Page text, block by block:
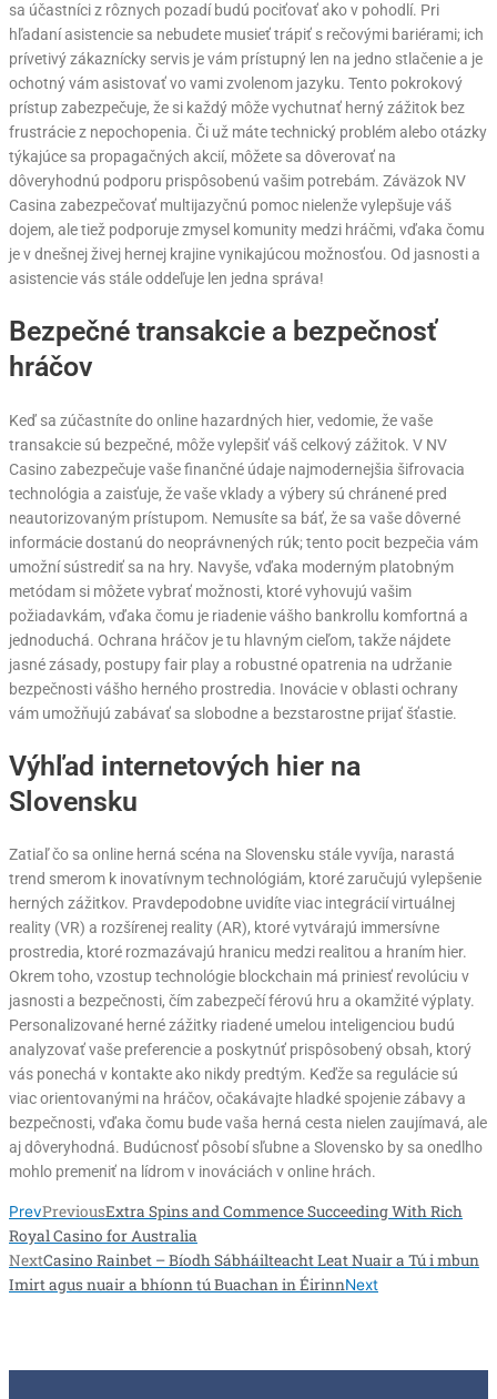
sa účastníci z rôznych pozadí budú pociťovať ako v pohodlí. Pri
hľadaní asistencie sa nebudete musieť trápiť s rečovými bariérami; ich
prívetivý zákaznícky servis je vám prístupný len na jedno stlačenie a je
ochotný vám asistovať vo vami zvolenom jazyku. Tento pokrokový
prístup zabezpečuje, že si každý môže vychutnať herný zážitok bez
frustrácie z nepochopenia. Či už máte technický problém alebo otázky
týkajúce sa propagačných akcií, môžete sa dôverovať na
dôveryhodnú podporu prispôsobenú vašim potrebám. Záväzok NV
Casina zabezpečovať multijazyčnú pomoc nielenže vylepšuje váš
dojem, ale tiež podporuje zmysel komunity medzi hráčmi, vďaka čomu
je v dnešnej živej hernej krajine vynikajúcou možnosťou. Od jasnosti a
asistencie vás stále oddeľuje len jedna správa!
Bezpečné transakcie a bezpečnosť
hráčov
Keď sa zúčastníte do online hazardných hier, vedomie, že vaše
transakcie sú bezpečné, môže vylepšiť váš celkový zážitok. V NV
Casino zabezpečuje vaše finančné údaje najmodernejšia šifrovacia
technológia a zaisťuje, že vaše vklady a výbery sú chránené pred
neautorizovaným prístupom. Nemusíte sa báť, že sa vaše dôverné
informácie dostanú do neoprávnených rúk; tento pocit bezpečia vám
umožní sústrediť sa na hry. Navyše, vďaka moderným platobným
metódam si môžete vybrať možnosti, ktoré vyhovujú vašim
požiadavkám, vďaka čomu je riadenie vášho bankrollu komfortná a
jednoduchá. Ochrana hráčov je tu hlavným cieľom, takže nájdete
jasné zásady, postupy fair play a robustné opatrenia na udržanie
bezpečnosti vášho herného prostredia. Inovácie v oblasti ochrany
vám umožňujú zabávať sa slobodne a bezstarostne prijať šťastie.
Výhľad internetových hier na
Slovensku
Zatiaľ čo sa online herná scéna na Slovensku stále vyvíja, narastá
trend smerom k inovatívnym technológiám, ktoré zaručujú vylepšenie
herných zážitkov. Pravdepodobne uvidíte viac integrácií virtuálnej
reality (VR) a rozšírenej reality (AR), ktoré vytvárajú immersívne
prostredia, ktoré rozmazávajú hranicu medzi realitou a hraním hier.
Okrem toho, vzostup technológie blockchain má priniesť revolúciu v
jasnosti a bezpečnosti, čím zabezpečí férovú hru a okamžité výplaty.
Personalizované herné zážitky riadené umelou inteligenciou budú
analyzovať vaše preferencie a poskytnúť prispôsobený obsah, ktorý
vás ponechá v kontakte ako nikdy predtým. Keďže sa regulácie sú
viac orientovanými na hráčov, očakávajte hladké spojenie zábavy a
bezpečnosti, vďaka čomu bude vaša herná cesta nielen zaujímavá, ale
aj dôveryhodná. Budúcnosť pôsobí sľubne a Slovensko by sa onedlho
mohlo premeniť na lídrom v inováciách v online hrách.
PrevPreviousExtra Spins and Commence Succeeding With Rich
Royal Casino for Australia
NextCasino Rainbet – Bíodh Sábháilteacht Leat Nuair a Tú i mbun
Imirt agus nuair a bhíonn tú Buachan in ÉirinnNext